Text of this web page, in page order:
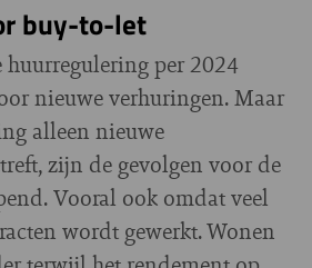
buy-to-let
per 2024
nieuwe verhuringen. Maar
alleen nieuwe
zijn de gevolgen voor de
Vooral ook omdat veel
wordt gewerkt. Wonen